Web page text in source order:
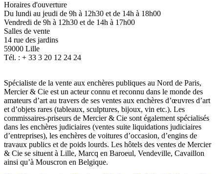
Horaires d'ouverture
Du lundi au jeudi de 9h à 12h30 et de 14h à 18h00
Vendredi de 9h à 12h30 et de 14h à 17h00
Salles de vente
14 rue des jardins
59000 Lille
Tél. : + 33 3 20 12 24 24
Spécialiste de la vente aux enchères publiques au Nord de Paris,
Mercier & Cie est un acteur connu et reconnu dans le monde des
amateurs d’art au travers de ses ventes aux enchères d’œuvres d’art
et d’objets rares (tableaux, sculptures, bijoux, vin etc.). Les
commissaires-priseurs de Mercier & Cie sont également spécialisés
dans les enchères judiciaires (ventes suite liquidations judiciaires
d’entreprises), les enchères de voitures d’occasion, d’engins de
travaux publics et de poids lourds. Les hôtels des ventes de Mercier
& Cie se situent à Lille, Marcq en Baroeul, Vendeville, Cavaillon
ainsi qu’à Mouscron en Belgique.